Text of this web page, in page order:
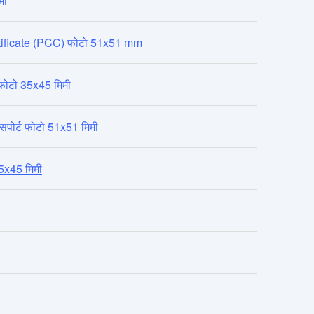
(PCC) फोटो 51x51 mm
35x45 मिमी
फोटो 51x51 मिमी
मिमी